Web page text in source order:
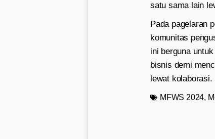
satu sama lain
Pada pagelaran
komunitas
ini berguna
bisnis demi
lewat kolaborasi.
MFWS 2024,